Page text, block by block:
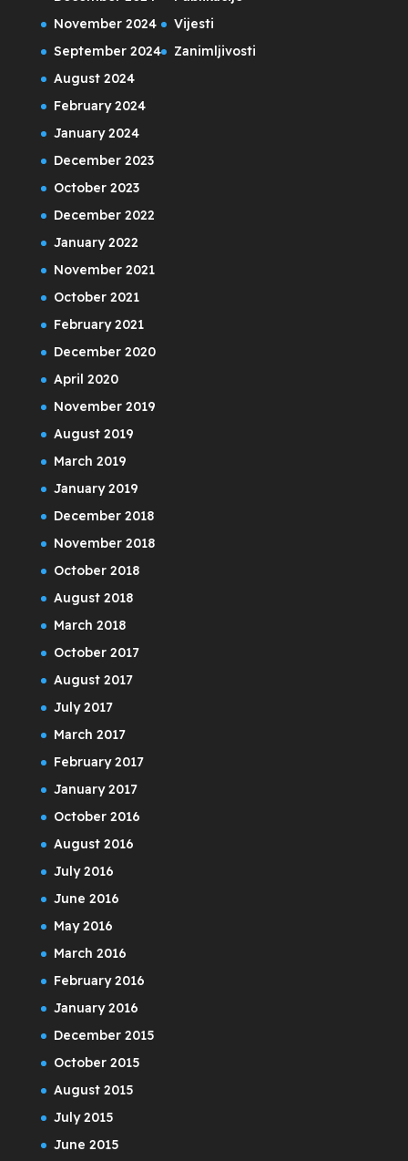
November 2024
September 2024
August 2024
February 2024
January 2024
December 2023
October 2023
December 2022
January 2022
November 2021
October 2021
February 2021
December 2020
April 2020
November 2019
August 2019
March 2019
January 2019
December 2018
November 2018
October 2018
August 2018
March 2018
October 2017
August 2017
July 2017
March 2017
February 2017
January 2017
October 2016
August 2016
July 2016
June 2016
May 2016
March 2016
February 2016
January 2016
December 2015
October 2015
August 2015
July 2015
June 2015
Vijesti
Zanimljivosti